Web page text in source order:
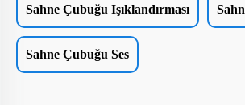
Sahne Çubuğu Işıklandırması
Sahne Çubuğu Ses